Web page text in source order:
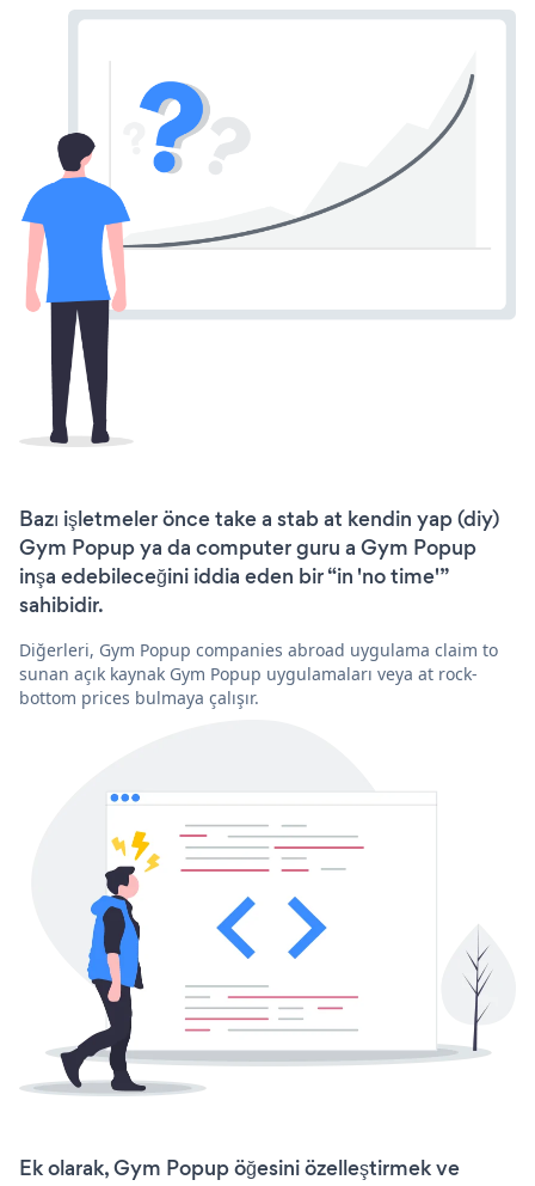
Bazı işletmeler önce take a stab at kendin yap (diy)
Gym Popup ya da computer guru a Gym Popup
inşa edebileceğini iddia eden bir “in 'no time'”
sahibidir.
Diğerleri, Gym Popup companies abroad uygulama claim to
sunan açık kaynak Gym Popup uygulamaları veya at rock-
bottom prices bulmaya çalışır.
Ek olarak, Gym Popup öğesini özelleştirmek ve